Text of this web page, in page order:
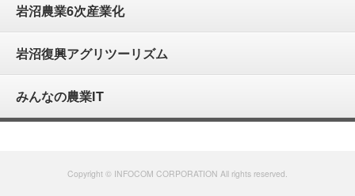
岩沼農業6次産業化
岩沼復興アグリツーリズム
みんなの農業IT
Copyright © INFOCOM CORPORATION All rights reserved.